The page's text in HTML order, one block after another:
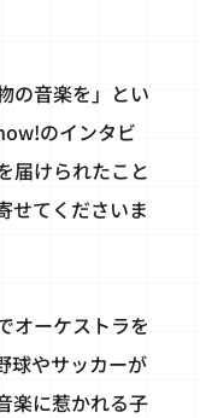
の音楽を」とい
のインタビ
届けられたこと
せてくださいま
オーケストラを
球やサッカーが
楽に惹かれる子